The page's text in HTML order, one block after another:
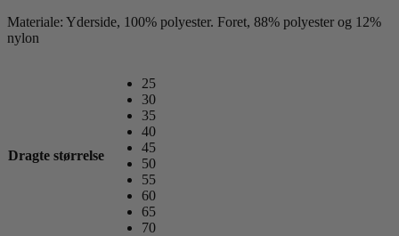
Materiale: Yderside, 100% polyester. Foret, 88% polyester og 12%
nylon
Dragte størrelse
25
30
35
40
45
50
55
60
65
70